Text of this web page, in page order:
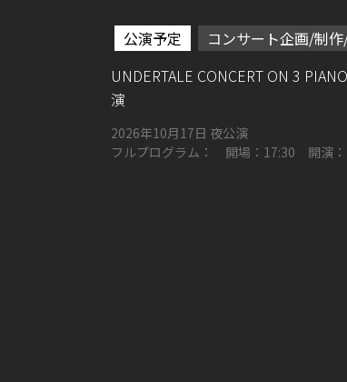
公演予定
コンサート企画/制
UNDERTALE CONCERT ON 3
演
2026年10月17日 夜公演
フルプログラム： 開場：17:30 開演：